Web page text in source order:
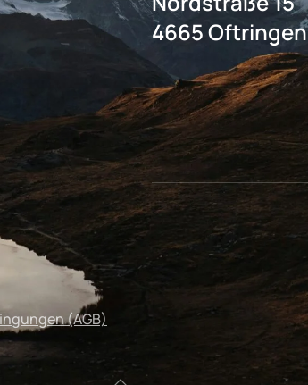
4665 Oftringen
(AGB)